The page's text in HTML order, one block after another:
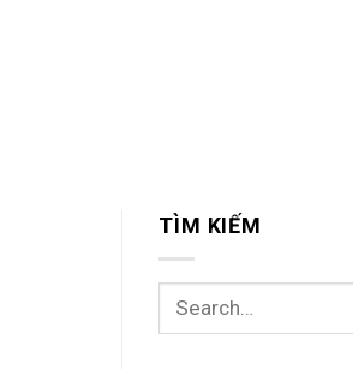
TÌM KIẾM